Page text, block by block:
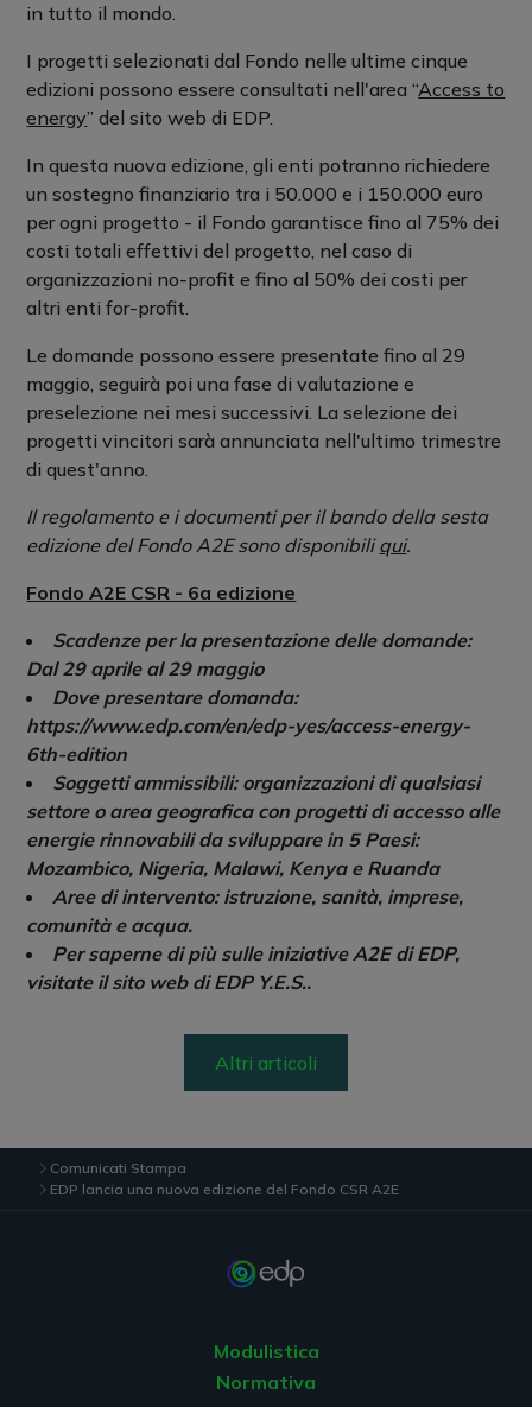
in tutto il mondo.
I progetti selezionati dal Fondo nelle ultime cinque
edizioni possono essere consultati nell'area “Access to
energy” del sito web di EDP.
In questa nuova edizione, gli enti potranno richiedere
un sostegno finanziario tra i 50.000 e i 150.000 euro
per ogni progetto - il Fondo garantisce fino al 75% dei
costi totali effettivi del progetto, nel caso di
organizzazioni no-profit e fino al 50% dei costi per
altri enti for-profit.
Le domande possono essere presentate fino al 29
maggio, seguirà poi una fase di valutazione e
preselezione nei mesi successivi. La selezione dei
progetti vincitori sarà annunciata nell'ultimo trimestre
di quest'anno.
Il regolamento e i documenti per il bando della sesta
edizione del Fondo A2E sono disponibiliqui.
Fondo A2E CSR - 6a edizione
Scadenze per la presentazione delle domande:
Dal 29 aprile al 29 maggio
Dove presentare domanda:
https://www.edp.com/en/edp-yes/access-energy-
6th-edition
Soggetti ammissibili: organizzazioni di qualsiasi
settore o area geografica con progetti di accesso alle
energie rinnovabili da sviluppare in 5 Paesi:
Mozambico, Nigeria, Malawi, Kenya e Ruanda
Aree di intervento: istruzione, sanità, imprese,
comunità e acqua.
Per saperne di più sulle iniziative A2E di EDP,
visitate il sito web di EDP Y.E.S..
Altri articoli
Comunicati Stampa
EDP lancia una nuova edizione del Fondo CSR A2E
Modulistica
Normativa